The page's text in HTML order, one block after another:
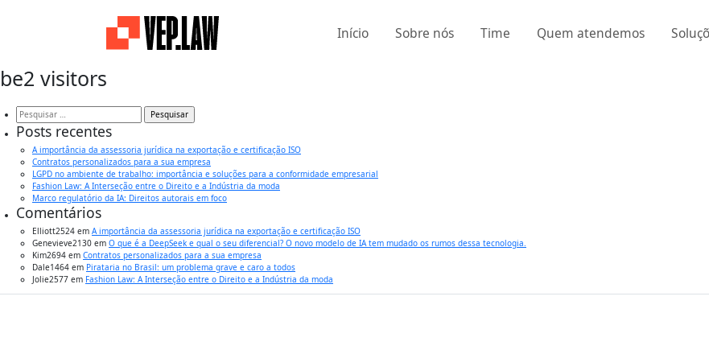
Início Sobre nós Time Quem atendemos
be2 visitors
Pesquisar
por:
Posts recentes
A importância da assessoria jurídica na exportação e certificação ISO
Contratos personalizados para a sua empresa
LGPD no ambiente de trabalho: importância e soluções para a conformidade empresarial
Fashion Law: A Interseção entre o Direito e a Indústria da moda
Marco regulatório da IA: Direitos autorais em foco
Comentários
Elliott2524 em A importância da assessoria jurídica na exportação e certificação ISO
Genevieve2130 em O que é a DeepSeek e qual o seu diferencial? O novo modelo de IA tem mudado os rumos dessa tecnologia.
Kim2694 em Contratos personalizados para a sua empresa
Dale1464 em Pirataria no Brasil: um problema grave e caro a todos
Jolie2577 em Fashion Law: A Interseção entre o Direito e a Indústria da moda